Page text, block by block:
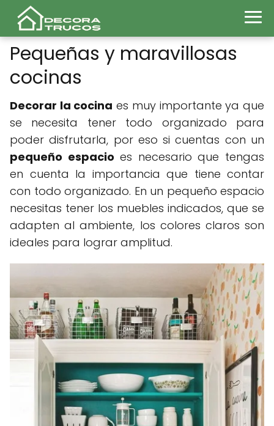
Pequeñas y maravillosas
cocinas
Decorar la cocina es muy importante ya que
se necesita tener todo organizado para
poder disfrutarla, por eso si cuentas con un
pequeño espacio es necesario que tengas
en cuenta la importancia que tiene contar
con todo organizado. En un pequeño espacio
necesitas tener los muebles indicados, que se
adapten al ambiente, los colores claros son
ideales para lograr amplitud.